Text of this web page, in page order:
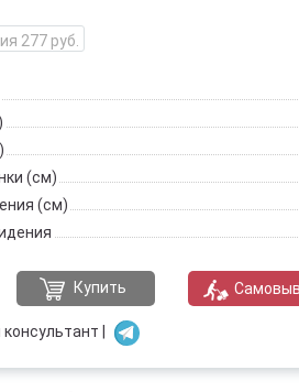
277 руб.
(см)
(см)
Купить
|